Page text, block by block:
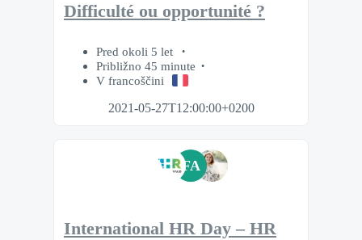
Difficulté ou opportunité ?
Pred okoli 5 let
Približno 45 minute
V francoščini
2021-05-27T12:00:00+0200
FA
International HR Day – HR